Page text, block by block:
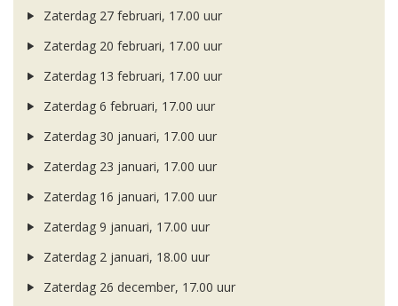
Zaterdag 27 februari, 17.00 uur
Zaterdag 20 februari, 17.00 uur
Zaterdag 13 februari, 17.00 uur
Zaterdag 6 februari, 17.00 uur
Zaterdag 30 januari, 17.00 uur
Zaterdag 23 januari, 17.00 uur
Zaterdag 16 januari, 17.00 uur
Zaterdag 9 januari, 17.00 uur
Zaterdag 2 januari, 18.00 uur
Zaterdag 26 december, 17.00 uur